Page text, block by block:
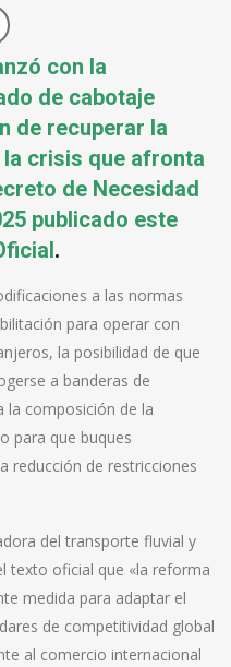
con la
de cabotaje
de recuperar la
crisis que afronta
de Necesidad
publicado este
.
a las normas
para operar con
la posibilidad de que
a banderas de
la composición de la
para que buques
reducción de restricciones
del transporte fluvial y
texto oficial que «la reforma
medida para adaptar el
de competitividad global
al comercio internacional